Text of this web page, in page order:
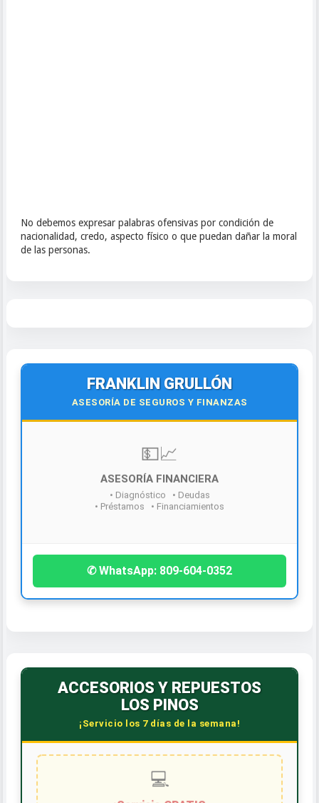
No debemos expresar palabras ofensivas por condición de
nacionalidad, credo, aspecto físico o que puedan dañar la moral
de las personas.
FRANKLIN GRULLÓN
ASESORÍA DE SEGUROS Y FINANZAS
¡Contáctanos hoy!
✆ WhatsApp: 809-604-0352
ACCESORIOS Y REPUESTOS
LOS PINOS
¡Servicio los 7 días de la semana!